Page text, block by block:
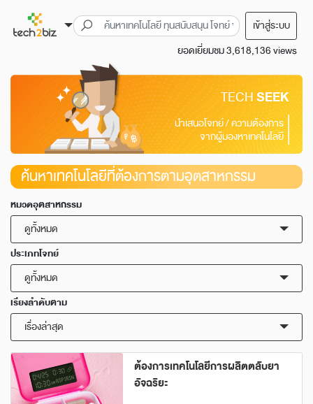
เข้าสู่ระบบ
ยอดเยี่ยมชม 3,618,136 views
TECHSEEK
นำเสนอโจทย์ / ความต้องการ
จากผู้มองหาเทคโนโลยี
ค้นหาเทคโนโลยีที่ต้องการตามอุตสาหกรรม
หมวดอุตสาหกรรม
ดูทั้งหมด
ประเภทโจทย์
ดูทั้งหมด
เรียงลำดับตาม
เรื่องล่าสุด
ต้องการเทคโนโลยีการผลิตตลับยา
อัจฉริยะ